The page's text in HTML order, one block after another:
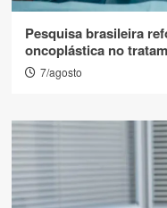
Pesquisa brasileira
oncoplástica no
7/agosto